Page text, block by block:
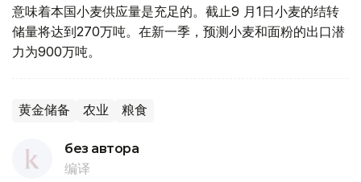
意味着本国小麦供应量是充足的。截止9 月1日小麦的结转
储量将达到270万吨。在新一季，预测小麦和面粉的出口潜
力为900万吨。
黄金储备 农业 粮食
без автора
编译